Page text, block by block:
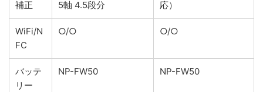
補正 5軸 4.5段分 応）
WiFi/N
FC
○/○ ○/○
バッテ
リー
NP-FW50 NP-FW50